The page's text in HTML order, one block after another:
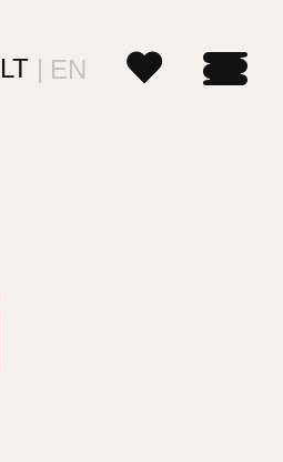
LT EN